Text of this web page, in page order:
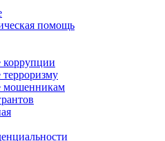
помощь
коррупции
мошенникам